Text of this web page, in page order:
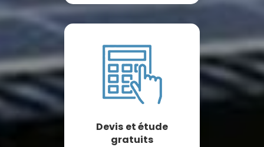
Devis et étude
gratuits